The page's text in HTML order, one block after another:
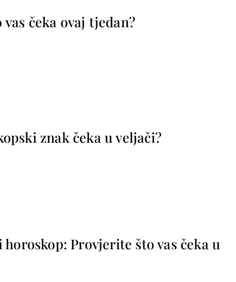
čeka ovaj tjedan?
znak čeka u veljači?
Provjerite što vas čeka u